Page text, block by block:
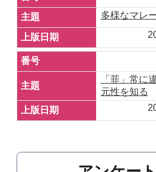
多様なマレ
「菲」常に
元性を知る